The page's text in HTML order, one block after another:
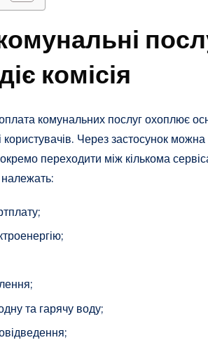
комісія
комунальних послуг охоплює
користувачів. Через застосунок
переходити між кількома
та гарячу воду;